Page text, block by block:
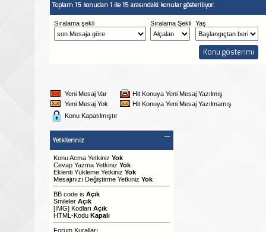
Toplam 15 konudan 1 ile 15 arasındaki konular gösteriliyor.
Sıralama şekli Sıralama Şekli Yaş
Yeni Mesaj Var
Hit Konuya Yeni Mesaj Yazılmış
Yeni Mesaj Yok
Hit Konuya Yeni Mesaj Yazılmamış
Konu Kapatılmıştır
Yetkileriniz
Konu Acma Yetkiniz Yok
Cevap Yazma Yetkiniz Yok
Eklenti Yükleme Yetkiniz Yok
Mesajınızı Değiştirme Yetkiniz Yok
BB code is Açık
Smileler Açık
[IMG] Kodları Açık
HTML-Kodu Kapalı
Forum Kuralları